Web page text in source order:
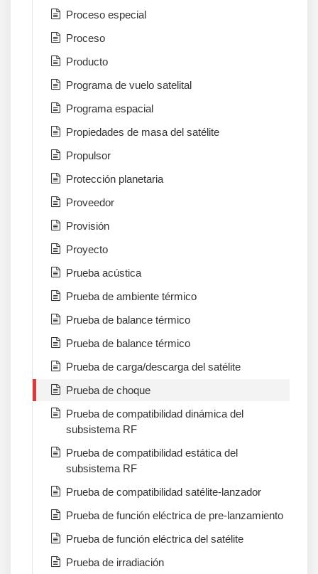
Proceso especial
Proceso
Producto
Programa de vuelo satelital
Programa espacial
Propiedades de masa del satélite
Propulsor
Protección planetaria
Proveedor
Provisión
Proyecto
Prueba acústica
Prueba de ambiente térmico
Prueba de balance térmico
Prueba de balance térmico
Prueba de carga/descarga del satélite
Prueba de choque
Prueba de compatibilidad dinámica del
subsistema RF
Prueba de compatibilidad estática del
subsistema RF
Prueba de compatibilidad satélite-lanzador
Prueba de función eléctrica de pre-lanzamiento
Prueba de función eléctrica del satélite
Prueba de irradiación